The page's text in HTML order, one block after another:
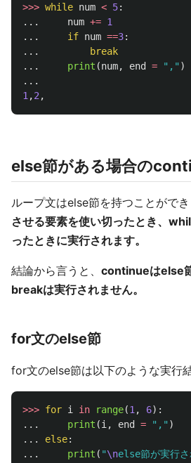
>>> while num < 5:
...
num += 1
...
if num ==3:
...
break
...
print (num, end = " , " )
...
1 ,2 ,
else節がある場合の
ループ文はelse節を持つことができ
させる要素を使い切ったとき、
ったときに実行されます。
結論から言うと、 continueはelse
breakは実行されません。
for文のelse節
for文のelse節は以下のような実行
>>> for i in range(1 , 6):
...
print (i , end = " , " )
...
else:
...
print ( "\nelse節が実行さ